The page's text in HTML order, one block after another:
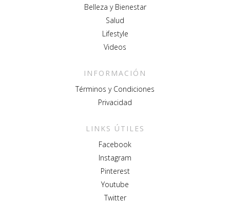
Belleza y Bienestar
Salud
Lifestyle
Videos
INFORMACIÓN
Términos y Condiciones
Privacidad
LINKS ÚTILES
Facebook
Instagram
Pinterest
Youtube
Twitter